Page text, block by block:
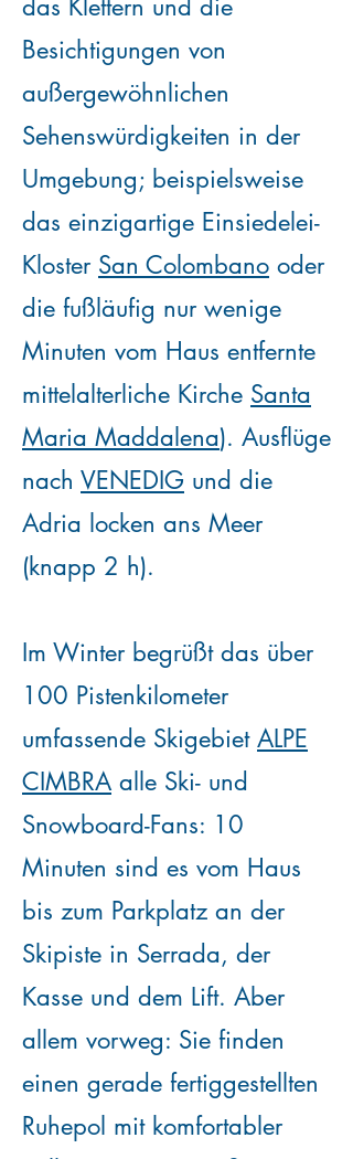
das Klettern und die
Besichtigungen von
außergewöhnlichen
Sehenswürdigkeiten in der
Umgebung; beispielsweise
das einzigartige Einsiedelei-
Kloster San Colombano oder
die fußläufig nur wenige
Minuten vom Haus entfernte
mittelalterliche Kirche Santa
Maria Maddalena). Ausflüge
nach VENEDIG und die
Adria locken ans Meer
(knapp 2 h).
Im Winter begrüßt das über
100 Pistenkilometer
umfassende Skigebiet ALPE
CIMBRA alle Ski- und
Snowboard-Fans: 10
Minuten sind es vom Haus
bis zum Parkplatz an der
Skipiste in Serrada, der
Kasse und dem Lift. Aber
allem vorweg: Sie finden
einen gerade fertiggestellten
Ruhepol mit komfortabler